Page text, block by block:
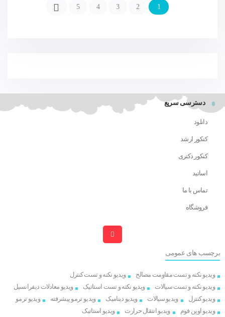
1
2
3
4
5
دسترسی سریع
دانلود
کنکور ارشد
کنکور دکتری
اساتید
تماس با ما
فروشگاه
برچسب های عمومی
ویدیو نکته و تست مقاومت مصالح
ویدیو نکته و تست کنترل
ویدیو نکته و تست سیالات
ویدیو نکته و تست استاتیک
ویدیو معادلات دیفرانسیل
ویدیو کنترل
ویدیو سیالات ویدیو دینامیک ویدیو ترمو پیشرفته
ویدیو ترمو
ویدیو اوپن فوم
ویدیو انتقال حرارت ویدیو استاتیک